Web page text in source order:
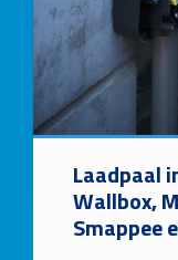
Laadpaal
Wallbox,
Smappee